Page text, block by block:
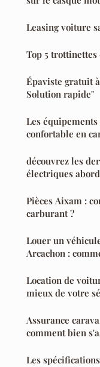
Leasing voiture
Top 5
Épaviste gratuit
Solution rapide"
Les
confortable en
découvrez les
électriques
Pièces Aixam :
carburant ?
Louer un
Arcachon :
Location de
mieux de votre
Assurance
comment bien
Les